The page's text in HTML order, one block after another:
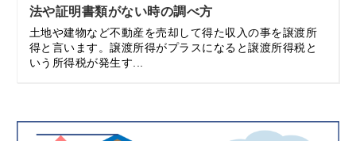
法や証明書類がない時の調べ方
土地や建物など不動産を売却して得た収入の事を譲渡所
得と言います。譲渡所得がプラスになると譲渡所得税と
いう所得税が発生す...